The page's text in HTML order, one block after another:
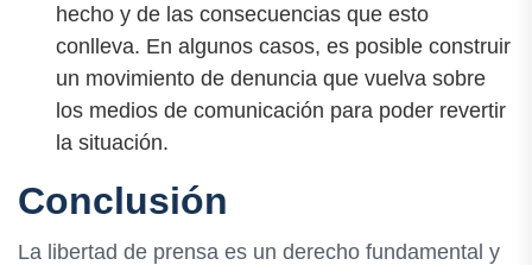
hecho y de las consecuencias que esto
conlleva. En algunos casos, es posible construir
un movimiento de denuncia que vuelva sobre
los medios de comunicación para poder revertir
la situación.
Conclusión
La libertad de prensa es un derecho fundamental y